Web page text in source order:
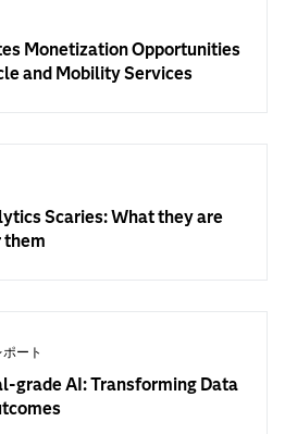
Monetization Opportunities
and Mobility Services
Scaries: What they are
them
ート
grade AI: Transforming Data